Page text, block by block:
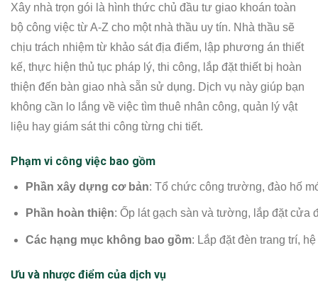
Xây nhà trọn gói là hình thức chủ đầu tư giao khoán toàn
bộ công việc từ A-Z cho một nhà thầu uy tín. Nhà thầu sẽ
chịu trách nhiệm từ khảo sát địa điểm, lập phương án thiết
kế, thực hiện thủ tục pháp lý, thi công, lắp đặt thiết bị hoàn
thiện đến bàn giao nhà sẵn sử dụng. Dịch vụ này giúp bạn
không cần lo lắng về việc tìm thuê nhân công, quản lý vật
liệu hay giám sát thi công từng chi tiết.
Phạm vi công việc bao gồm
Phần xây dựng cơ bản: Tổ chức công trường, đào hố
Phần hoàn thiện: Ốp lát gạch sàn và tường, lắp đặt cửa
Các hạng mục không bao gồm: Lắp đặt đèn trang trí,
Ưu và nhược điểm của dịch vụ